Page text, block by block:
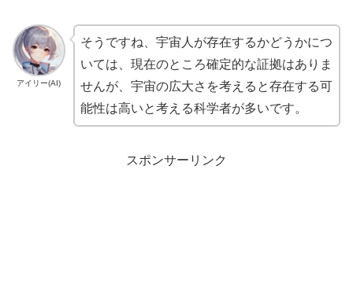
アイリー(AI)
そうですね、宇宙人が存在するかどうかにつ
いては、現在のところ確定的な証拠はありま
せんが、宇宙の広大さを考えると存在する可
能性は高いと考える科学者が多いです。
スポンサーリンク